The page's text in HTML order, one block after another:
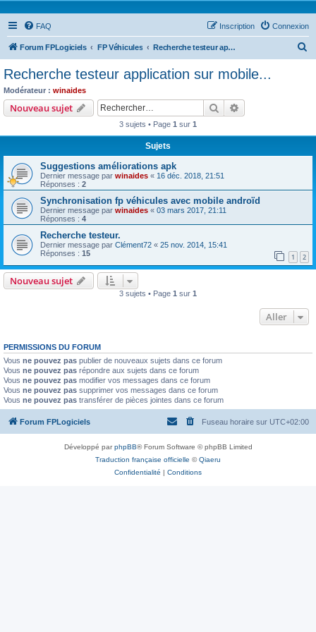
FAQ Connexion
Inscription
Forum FPLogiciels FP Véhicules Recherche testeur application sur mobile...
Recherche testeur application sur mobile...
Modérateur : winaides
Nouveau sujet Rechercher
3 sujets • Page 1 sur 1
Sujets
Suggestions améliorations apk
Dernier message par winaides « 16 déc. 2018, 21:51
Réponses : 2
Synchronisation fp véhicules avec mobile androïd
Dernier message par winaides « 03 mars 2017, 21:11
Réponses : 4
Recherche testeur.
Dernier message par Clément72 « 25 nov. 2014, 15:41
Réponses : 15 1 2
Nouveau sujet
3 sujets • Page 1 sur 1
Aller
PERMISSIONS DU FORUM
Vous ne pouvez pas publier de nouveaux sujets dans ce forum
Vous ne pouvez pas répondre aux sujets dans ce forum
Vous ne pouvez pas modifier vos messages dans ce forum
Vous ne pouvez pas supprimer vos messages dans ce forum
Vous ne pouvez pas transférer de pièces jointes dans ce forum
Forum FPLogiciels Fuseau horaire sur UTC+02:00
Développé parphpBB® Forum Software © phpBB Limited
Traduction française officielle ©Qiaeru
Confidentialité | Conditions